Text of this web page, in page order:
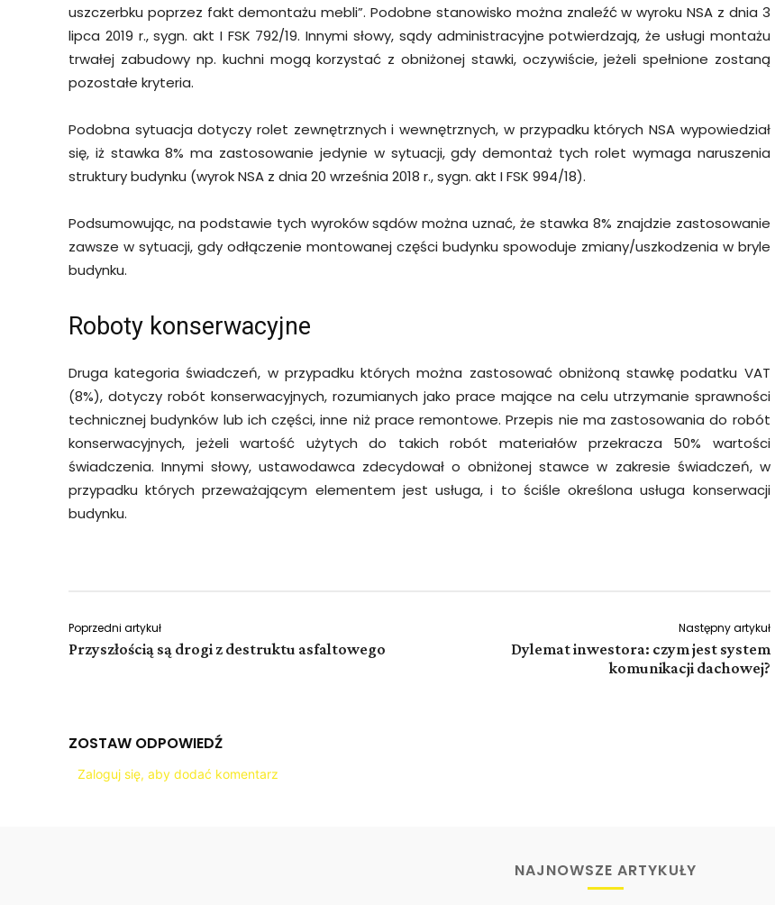
uszczerbku poprzez fakt demontażu mebli”. Podobne stanowisko można znaleźć w wyroku NSA z dnia 3
lipca 2019 r., sygn. akt I FSK 792/19. Innymi słowy, sądy administracyjne potwierdzają, że usługi montażu
trwałej zabudowy np. kuchni mogą korzystać z obniżonej stawki, oczywiście, jeżeli spełnione zostaną
pozostałe kryteria.
Podobna sytuacja dotyczy rolet zewnętrznych i wewnętrznych, w przypadku których NSA wypowiedział
się, iż stawka 8% ma zastosowanie jedynie w sytuacji, gdy demontaż tych rolet wymaga naruszenia
struktury budynku (wyrok NSA z dnia 20 września 2018 r., sygn. akt I FSK 994/18).
Podsumowując, na podstawie tych wyroków sądów można uznać, że stawka 8% znajdzie zastosowanie
zawsze w sytuacji, gdy odłączenie montowanej części budynku spowoduje zmiany/uszkodzenia w bryle
budynku.
Roboty konserwacyjne
Druga kategoria świadczeń, w przypadku których można zastosować obniżoną stawkę podatku VAT
(8%), dotyczy robót konserwacyjnych, rozumianych jako prace mające na celu utrzymanie sprawności
technicznej budynków lub ich części, inne niż prace remontowe. Przepis nie ma zastosowania do robót
konserwacyjnych, jeżeli wartość użytych do takich robót materiałów przekracza 50% wartości
świadczenia. Innymi słowy, ustawodawca zdecydował o obniżonej stawce w zakresie świadczeń, w
przypadku których przeważającym elementem jest usługa, i to ściśle określona usługa konserwacji
budynku.
Poprzedni artykuł
Przyszłością są drogi z destruktu asfaltowego
Następny artykuł
Dylemat inwestora: czym jest system
komunikacji dachowej?
ZOSTAW ODPOWIEDŹ
Zaloguj się, aby dodać komentarz
NAJNOWSZE ARTYKUŁY